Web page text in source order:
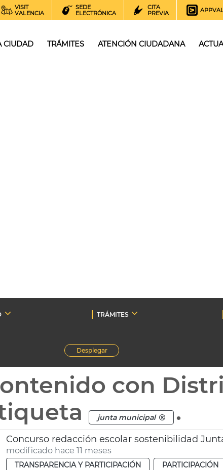
VISIT
VALENCIA
SEDE
ELECTRÓNICA
CITA
PREVIA
CIUDAD TRÁMITES ATENCIÓN CIUDADANA
TRÁMITES
Desplegar
con
junta municipal .
Concurso redacción escolar sostenibilidad
modificado hace 11 meses
TRANSPARENCIA Y PARTICIPACIÓN PARTICIPACIÓN